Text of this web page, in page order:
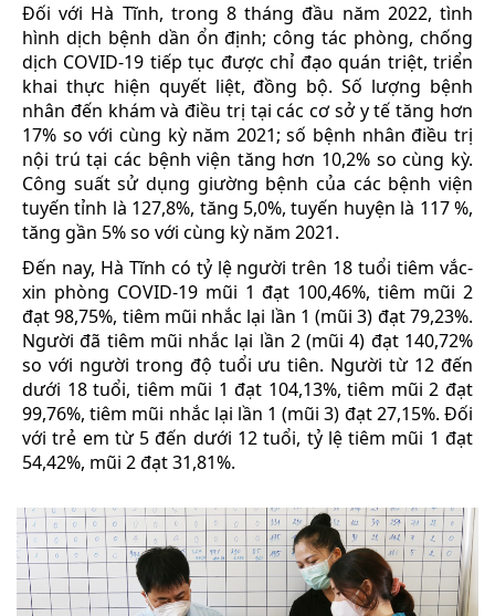
Đối với Hà Tĩnh, trong 8 tháng đầu năm 2022, tình
hình dịch bệnh dần ổn định; công tác phòng, chống
dịch COVID-19 tiếp tục được chỉ đạo quán triệt, triển
khai thực hiện quyết liệt, đồng bộ. Số lượng bệnh
nhân đến khám và điều trị tại các cơ sở y tế tăng hơn
17% so với cùng kỳ năm 2021; số bệnh nhân điều trị
nội trú tại các bệnh viện tăng hơn 10,2% so cùng kỳ.
Công suất sử dụng giường bệnh của các bệnh viện
tuyến tỉnh là 127,8%, tăng 5,0%, tuyến huyện là 117 %,
tăng gần 5% so với cùng kỳ năm 2021.
Đến nay, Hà Tĩnh có tỷ lệ người trên 18 tuổi tiêm vắc-
xin phòng COVID-19 mũi 1 đạt 100,46%, tiêm mũi 2
đạt 98,75%, tiêm mũi nhắc lại lần 1 (mũi 3) đạt 79,23%.
Người đã tiêm mũi nhắc lại lần 2 (mũi 4) đạt 140,72%
so với người trong độ tuổi ưu tiên. Người từ 12 đến
dưới 18 tuổi, tiêm mũi 1 đạt 104,13%, tiêm mũi 2 đạt
99,76%, tiêm mũi nhắc lại lần 1 (mũi 3) đạt 27,15%. Đối
với trẻ em từ 5 đến dưới 12 tuổi, tỷ lệ tiêm mũi 1 đạt
54,42%, mũi 2 đạt 31,81%.